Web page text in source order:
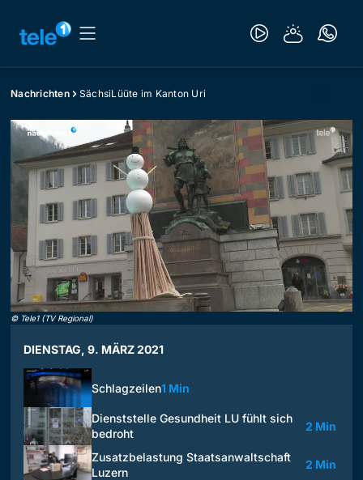
Nachrichten SächsiLüüte im Kanton Uri
© Tele1 (TV Regional)
DIENSTAG, 9. MÄRZ 2021
Schlagzeilen1 Min
Dienststelle Gesundheit LU fühlt sich
bedroht
2 Min
Zusatzbelastung Staatsanwaltschaft
Luzern
2 Min